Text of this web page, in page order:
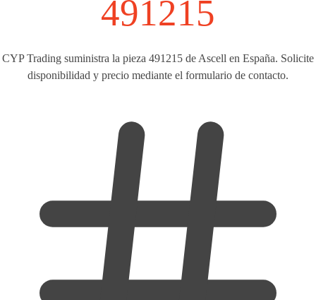
491215
CYP Trading suministra la pieza 491215 de Ascell en España. Solicite
disponibilidad y precio mediante el formulario de contacto.